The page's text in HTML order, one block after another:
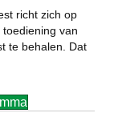
richt zich op
van
te behalen. Dat